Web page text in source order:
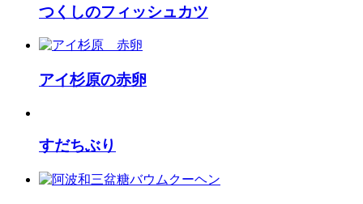
つくしのフィッシュカツ
アイ杉原の赤卵
すだちぶり